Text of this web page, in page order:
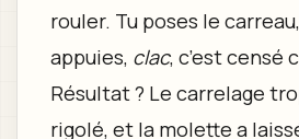
rouler. Tu poses le
appuies, clac, c’est censé
Résultat ? Le carrelage
rigolé, et la molette a